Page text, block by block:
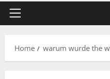
Primary
Home warum wurde the